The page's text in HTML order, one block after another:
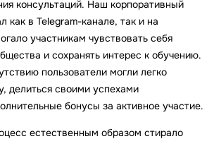
консультаций. Наш корпоративный
как в Telegram-канале, так и на
участникам чувствовать себя
и сохранять интерес к обучению.
пользователи могли легко
делиться своими успехами
бонусы за активное участие.
естественным образом стирало